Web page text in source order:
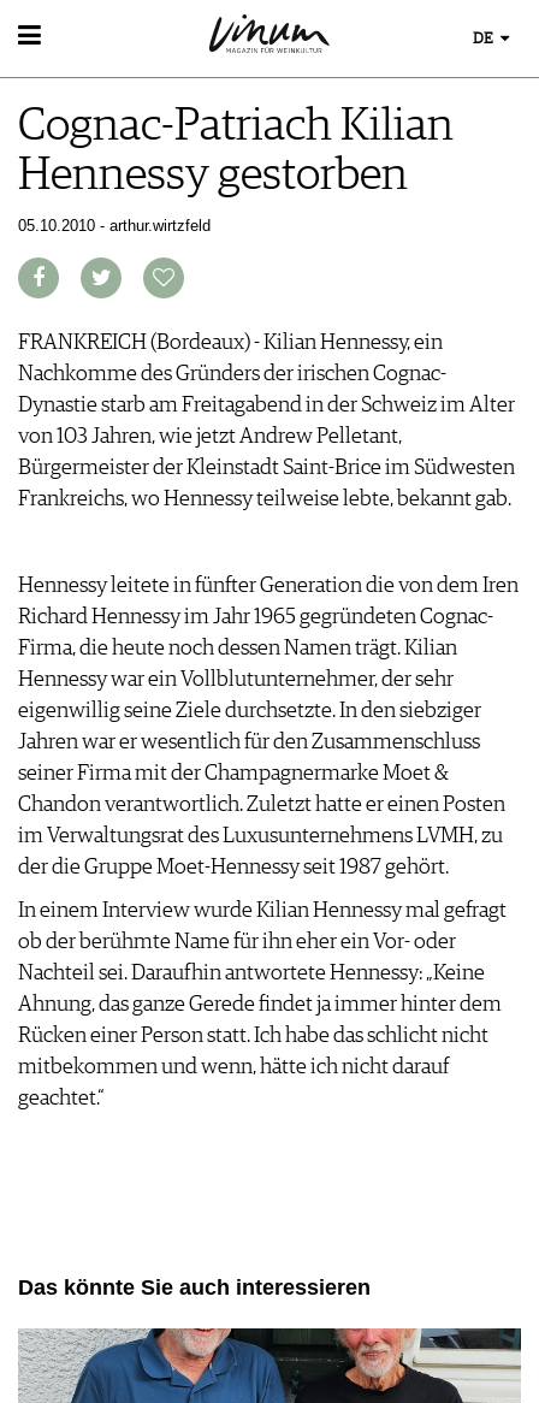
WEIN
WEINSUCHE
GUIDE WEINGÜTER
WINETRADECLUB
WEINE DES MONATS
TRINKREIFETABELLE
UNIQUE WINERIES
WEINWISSEN
WEINREGIONEN
WEINGESCHICHTE
WEINLAGERUNG
INFOGRAFIKEN
NEWS
EVENTS
EVENTKALENDER
EVENT-BILDER
FOOD PAIRING TIPPS
FOOD PAIRING TABELLE
KULINARIK
REZEPTE
HOTSPOTS
WEINREISEN
MAGAZIN
KLARTEXT
EXTRAS
ABO
AUSGABE
MEDIATHEK
APPS
VIDEOS
BILDSTRECKEN
BÜCHER
NEWS
WEINWIRTSCHAFT
WEINSZENE
PORTRAITS
ANMELDEN
GEWINNSPIELE
NEWSLETTER
WINE TRADE CLUB
REDAKTION
JOBS
WERBUNG
PRESSE
IMPRESSUM
AGB & DATENSCHUTZ
DE
Cognac-Patriach Kilian
Hennessy gestorben
05.10.2010 - arthur.wirtzfeld
FRANKREICH (Bordeaux) - Kilian Hennessy, ein
Nachkomme des Gründers der irischen Cognac-
Dynastie starb am Freitagabend in der Schweiz im Alter
von 103 Jahren, wie jetzt Andrew Pelletant,
Bürgermeister der Kleinstadt Saint-Brice im Südwesten
Frankreichs, wo Hennessy teilweise lebte, bekannt gab.
Hennessy leitete in fünfter Generation die von dem Iren
Richard Hennessy im Jahr 1965 gegründeten Cognac-
Firma, die heute noch dessen Namen trägt. Kilian
Hennessy war ein Vollblutunternehmer, der sehr
eigenwillig seine Ziele durchsetzte. In den siebziger
Jahren war er wesentlich für den Zusammenschluss
seiner Firma mit der Champagnermarke Moet &
Chandon verantwortlich. Zuletzt hatte er einen Posten
im Verwaltungsrat des Luxusunternehmens LVMH, zu
der die Gruppe Moet-Hennessy seit 1987 gehört.
In einem Interview wurde Kilian Hennessy mal gefragt
ob der berühmte Name für ihn eher ein Vor- oder
Nachteil sei. Daraufhin antwortete Hennessy: „Keine
Ahnung, das ganze Gerede findet ja immer hinter dem
Rücken einer Person statt. Ich habe das schlicht nicht
mitbekommen und wenn, hätte ich nicht darauf
geachtet.“
Das könnte Sie auch interessieren